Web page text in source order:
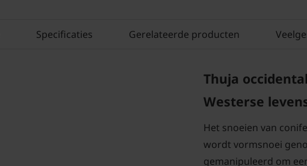
Specificaties Gerelateerde producten
Thuja
Westerse
Het snoeien van
wordt vormsnoei
gemanipuleerd om